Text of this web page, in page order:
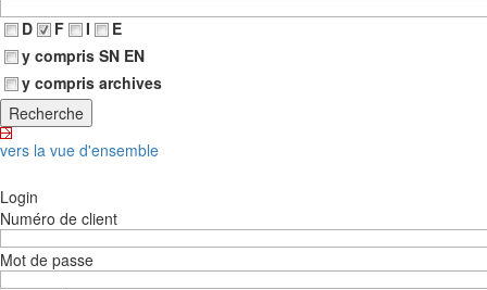
D
F I
E
y compris SN EN
y compris archives
vers la vue d'ensemble
Login
Numéro de client
Mot de passe